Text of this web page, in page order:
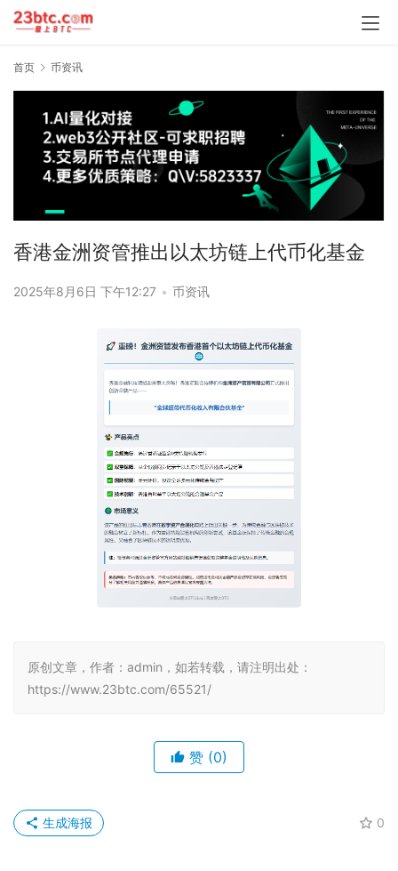
首页 币资讯
香港金洲资管推出以太坊链上代币化基金
2025年8月6日 下午12:27 • 币资讯
原创文章，作者：admin，如若转载，请注明出处：
https://www.23btc.com/65521/
赞 (0)
0
生成海报